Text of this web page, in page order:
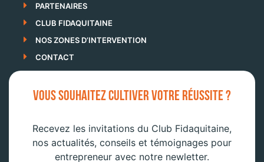
PARTENAIRES
CLUB FIDAQUITAINE
NOS ZONES D’INTERVENTION
CONTACT
VOUS SOUHAITEZ CULTIVER VOTRE RÉUSSITE ?
Recevez les invitations du Club Fidaquitaine,
nos actualités, conseils et témoignages pour
entrepreneur avec notre newletter.